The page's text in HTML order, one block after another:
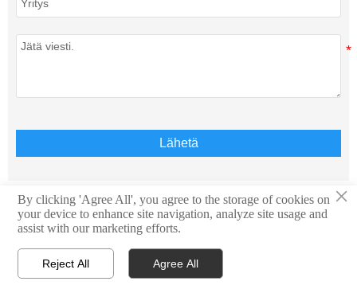
Lähetä
Tekijänoikeus © Teison Energy Technology Co.,Ltd. Kaikki
  
×
By clicking 'Agree All', you agree to the storage of cookies on
your device to enhance site navigation, analyze site usage and
assist with our marketing efforts.
Reject All Agree All